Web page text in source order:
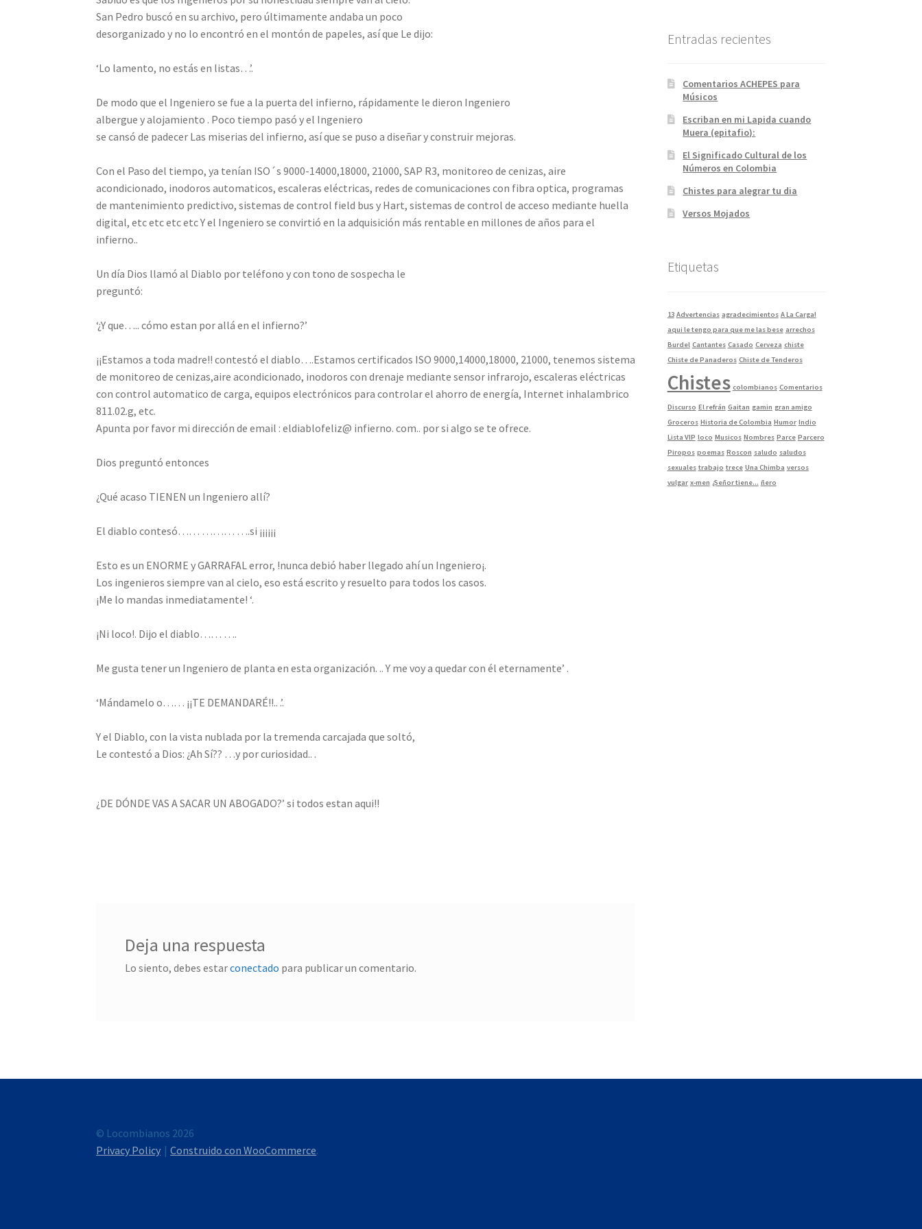
San Pedro buscó en su archivo, pero últimamente andaba un poco
desorganizado y no lo encontró en el montón de papeles, así que Le dijo:
‘Lo lamento, no estás en listas…’.
De modo que el Ingeniero se fue a la puerta del infierno, rápidamente le dieron Ingeniero
albergue y alojamiento . Poco tiempo pasó y el Ingeniero
se cansó de padecer Las miserias del infierno, así que se puso a diseñar y construir mejoras.
Con el Paso del tiempo, ya tenían ISO´s 9000-14000,18000, 21000, SAP R3, monitoreo de cenizas, aire
acondicionado, inodoros automaticos, escaleras eléctricas, redes de comunicaciones con fibra optica, programas
de mantenimiento predictivo, sistemas de control field bus y Hart, sistemas de control de acceso mediante huella
digital, etc etc etc etc Y el Ingeniero se convirtió en la adquisición más rentable en millones de años para el
infierno..
Un día Dios llamó al Diablo por teléfono y con tono de sospecha le
preguntó:
‘¿Y que….. cómo estan por allá en el infierno?’
¡¡Estamos a toda madre!! contestó el diablo….Estamos certificados ISO 9000,14000,18000, 21000, tenemos sistema
de monitoreo de cenizas,aire acondicionado, inodoros con drenaje mediante sensor infrarojo, escaleras eléctricas
con control automatico de carga, equipos electrónicos para controlar el ahorro de energía, Internet inhalambrico
811.02.g, etc.
Apunta por favor mi dirección de email : eldiablofeliz@ infierno. com.. por si algo se te ofrece.
Dios preguntó entonces
¿Qué acaso TIENEN un Ingeniero allí?
El diablo contesó…… ……… ….si ¡¡¡¡¡¡
Esto es un ENORME y GARRAFAL error, !nunca debió haber llegado ahí un Ingeniero¡.
Los ingenieros siempre van al cielo, eso está escrito y resuelto para todos los casos.
¡Me lo mandas inmediatamente! ‘.
¡Ni loco!. Dijo el diablo…… ….
Me gusta tener un Ingeniero de planta en esta organización. .. Y me voy a quedar con él eternamente’ .
‘Mándamelo o…… ¡¡TE DEMANDARÉ!!.. .’.
Y el Diablo, con la vista nublada por la tremenda carcajada que soltó,
Le contestó a Dios: ¿Ah Sí?? …y por curiosidad.. .
¿DE DÓNDE VAS A SACAR UN ABOGADO?’ si todos estan aqui!!
Deja una respuesta
Lo siento, debes estarconectado para publicar un comentario.
Entradas recientes
Comentarios ACHEPES para
Músicos
Escriban en mi Lapida cuando
Muera (epitafio):
El Significado Cultural de los
Números en Colombia
Chistes para alegrar tu dia
Versos Mojados
Etiquetas
13 Advertencias agradecimientos A La Carga!
aqui le tengo para que me las bese arrechos
Burdel Cantantes Casado Cerveza chiste
Chiste de Panaderos Chiste de Tenderos
Chistes colombianos Comentarios
Discurso El refrán Gaitan gamin gran amigo
Groceros Historia de Colombia Humor Indio
Lista VIP loco Musicos Nombres Parce Parcero
Piropos poemas Roscon saludo saludos
sexuales trabajo trece Una Chimba versos
vulgar x-men ¿Señor tiene... ñero
© Locombianos 2026
Privacy Policy
Construido con WooCommerce.